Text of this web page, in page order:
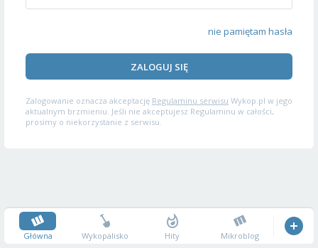
nie pamiętam hasła
ZALOGUJ SIĘ
Zalogowanie oznacza akceptację Regulaminu serwisu Wykop.pl w jego
aktualnym brzmieniu. Jeśli nie akceptujesz Regulaminu w całości,
prosimy o niekorzystanie z serwisu.
Główna Wykopalisko Hity Mikroblog